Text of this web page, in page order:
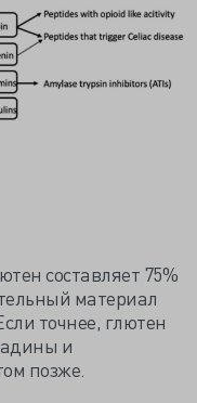
составляет 75%
материал
точнее, глютен
и
позже.